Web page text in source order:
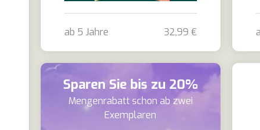
Bundle: Hurra! Mein erster Schultag! und vier
ab 5 Jahre
32,99 €
Sparen Sie bis zu 20%
Mengenrabatt schon ab zwei
Exemplaren